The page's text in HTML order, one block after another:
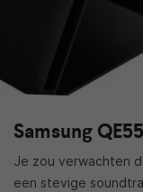
Samsung
Je zou verwachten
een stevige